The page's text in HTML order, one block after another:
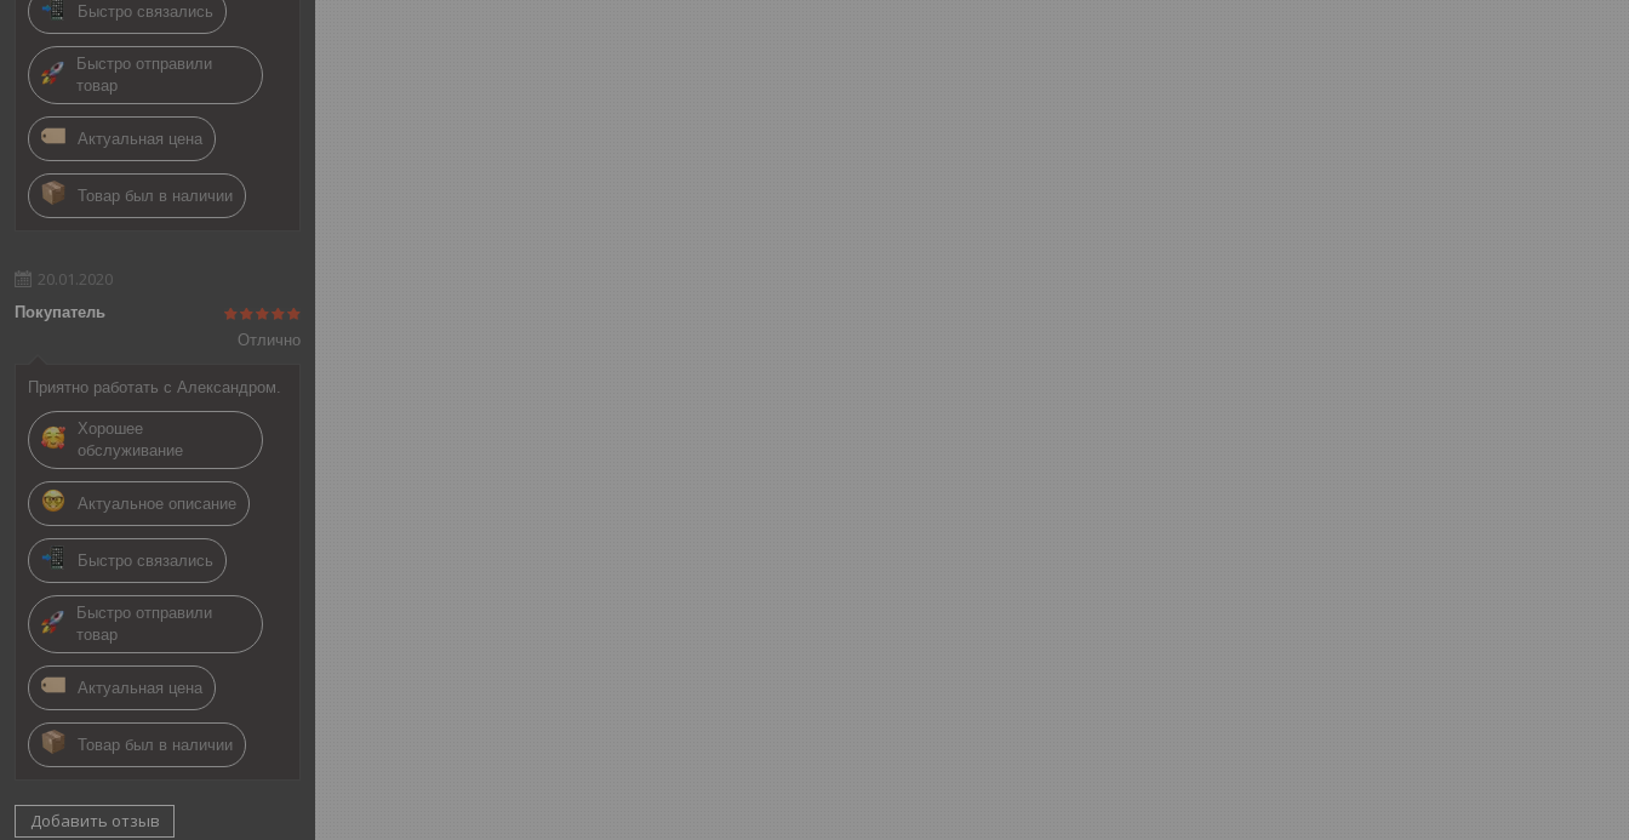
Быстро связались
Быстро отправили
товар
Актуальная цена
Товар был в наличии
20.01.2020
Покупатель
Отлично
Приятно работать с Александром.
Хорошее
обслуживание
Актуальное описание
Быстро связались
Быстро отправили
товар
Актуальная цена
Товар был в наличии
Добавить отзыв